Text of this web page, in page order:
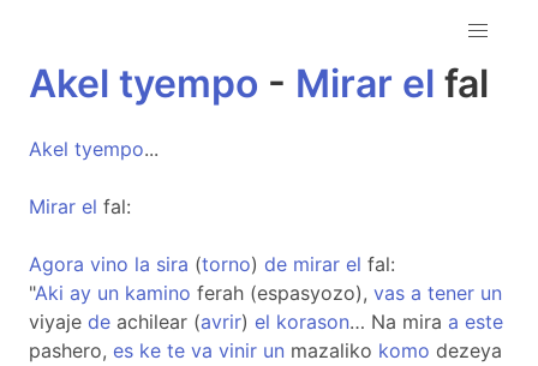
Akel tyempo - Mirar el fal
Akel tyempo...
Mirar el fal:
Agora vino la sira (torno) de mirar el fal:
"Aki ay un kamino ferah (espasyozo), vas a tener un
viyaje de achilear (avrir) el korason… Na mira a este
pashero, es ke te va vinir un mazaliko komo dezeya